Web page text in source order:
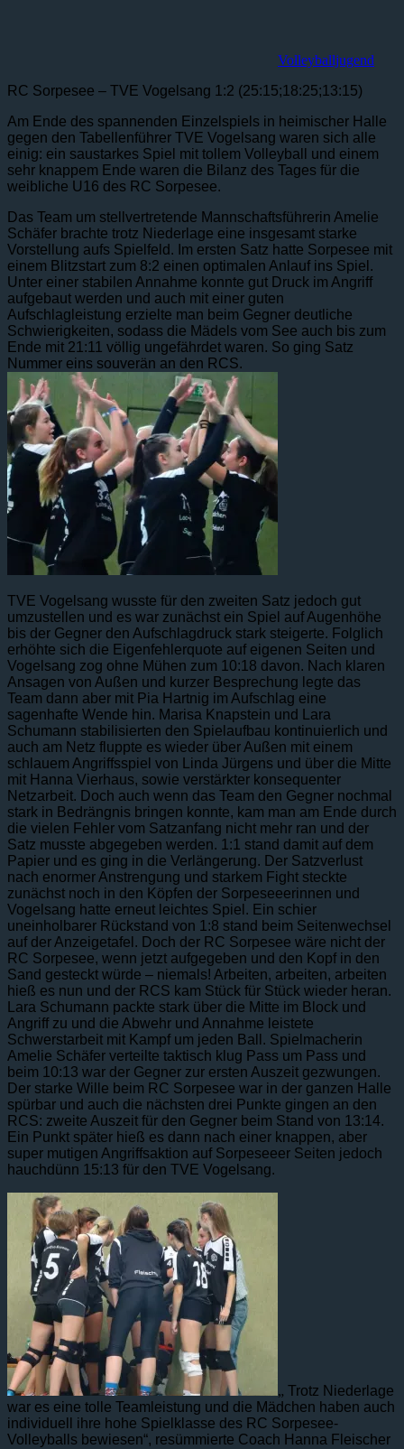
Volleyballjugend
RC Sorpesee – TVE Vogelsang 1:2 (25:15;18:25;13:15)
Am Ende des spannenden Einzelspiels in heimischer Halle
gegen den Tabellenführer TVE Vogelsang waren sich alle
einig: ein saustarkes Spiel mit tollem Volleyball und einem
sehr knappem Ende waren die Bilanz des Tages für die
weibliche U16 des RC Sorpesee.
Das Team um stellvertretende Mannschaftsführerin Amelie
Schäfer brachte trotz Niederlage eine insgesamt starke
Vorstellung aufs Spielfeld. Im ersten Satz hatte Sorpesee mit
einem Blitzstart zum 8:2 einen optimalen Anlauf ins Spiel.
Unter einer stabilen Annahme konnte gut Druck im Angriff
aufgebaut werden und auch mit einer guten
Aufschlagleistung erzielte man beim Gegner deutliche
Schwierigkeiten, sodass die Mädels vom See auch bis zum
Ende mit 21:11 völlig ungefährdet waren. So ging Satz
Nummer eins souverän an den RCS.
TVE Vogelsang wusste für den zweiten Satz jedoch gut
umzustellen und es war zunächst ein Spiel auf Augenhöhe
bis der Gegner den Aufschlagdruck stark steigerte. Folglich
erhöhte sich die Eigenfehlerquote auf eigenen Seiten und
Vogelsang zog ohne Mühen zum 10:18 davon. Nach klaren
Ansagen von Außen und kurzer Besprechung legte das
Team dann aber mit Pia Hartnig im Aufschlag eine
sagenhafte Wende hin. Marisa Knapstein und Lara
Schumann stabilisierten den Spielaufbau kontinuierlich und
auch am Netz fluppte es wieder über Außen mit einem
schlauem Angriffsspiel von Linda Jürgens und über die Mitte
mit Hanna Vierhaus, sowie verstärkter konsequenter
Netzarbeit. Doch auch wenn das Team den Gegner nochmal
stark in Bedrängnis bringen konnte, kam man am Ende durch
die vielen Fehler vom Satzanfang nicht mehr ran und der
Satz musste abgegeben werden. 1:1 stand damit auf dem
Papier und es ging in die Verlängerung. Der Satzverlust
nach enormer Anstrengung und starkem Fight steckte
zunächst noch in den Köpfen der Sorpeseeerinnen und
Vogelsang hatte erneut leichtes Spiel. Ein schier
uneinholbarer Rückstand von 1:8 stand beim Seitenwechsel
auf der Anzeigetafel. Doch der RC Sorpesee wäre nicht der
RC Sorpesee, wenn jetzt aufgegeben und den Kopf in den
Sand gesteckt würde – niemals! Arbeiten, arbeiten, arbeiten
hieß es nun und der RCS kam Stück für Stück wieder heran.
Lara Schumann packte stark über die Mitte im Block und
Angriff zu und die Abwehr und Annahme leistete
Schwerstarbeit mit Kampf um jeden Ball. Spielmacherin
Amelie Schäfer verteilte taktisch klug Pass um Pass und
beim 10:13 war der Gegner zur ersten Auszeit gezwungen.
Der starke Wille beim RC Sorpesee war in der ganzen Halle
spürbar und auch die nächsten drei Punkte gingen an den
RCS: zweite Auszeit für den Gegner beim Stand von 13:14.
Ein Punkt später hieß es dann nach einer knappen, aber
super mutigen Angriffsaktion auf Sorpeseeer Seiten jedoch
hauchdünn 15:13 für den TVE Vogelsang.
„ Trotz Niederlage
war es eine tolle Teamleistung und die Mädchen haben auch
individuell ihre hohe Spielklasse des RC Sorpesee-
Volleyballs bewiesen“, resümmierte Coach Hanna Fleischer